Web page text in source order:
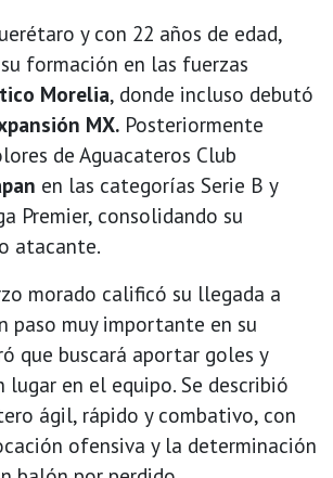
y con 22 años de edad,
formación en las fuerzas
Morelia, donde incluso debutó
MX. Posteriormente
de Aguacateros Club
en las categorías Serie B y
Premier, consolidando su
atacante.
morado calificó su llegada a
paso muy importante en su
que buscará aportar goles y
lugar en el equipo. Se describió
ágil, rápido y combativo, con
ofensiva y la determinación